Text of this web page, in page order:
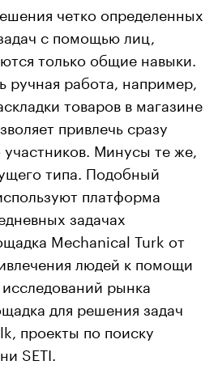
четко определенных
с помощью лиц,
только общие навыки.
работа, например,
товаров в магазине
привлечь сразу
Минусы те же,
типа. Подобный
платформа
задачах
Mechanical Turk от
людей к помощи
рынка
для решения задач
проекты по поиску
SETI.